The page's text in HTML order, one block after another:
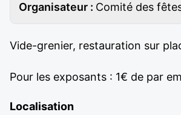
Organisateur : Comité des
Vide-grenier, restauration sur
Pour les exposants : 1€ de par
Localisation